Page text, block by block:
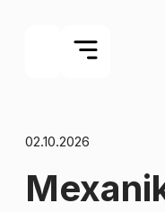
02.10.2026